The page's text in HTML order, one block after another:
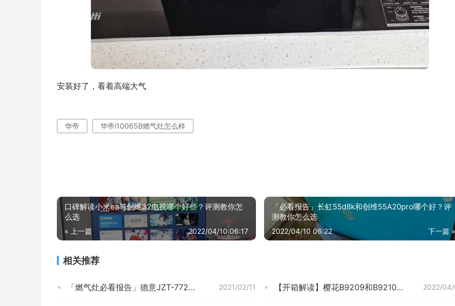
安装好了，看着高端大气
华帝 华帝i10065B燃气灶怎么样
口碑解读小米ea与创维32电视哪个好些？评测教你怎
么选
« 上一篇 2022/04/10 06:17
「必看报告」长虹55d8k和创维55A20pro哪个好？评
测教你怎么选
下一篇 »
2022/04/10 06:22
相关推荐
2021/02/11
「燃气灶必看报告」德意JZT-772G评测结果怎么样？不值得买吗？ 2022/
【开箱解读】樱花B9209和B9210哪款好？谁是性价比之王